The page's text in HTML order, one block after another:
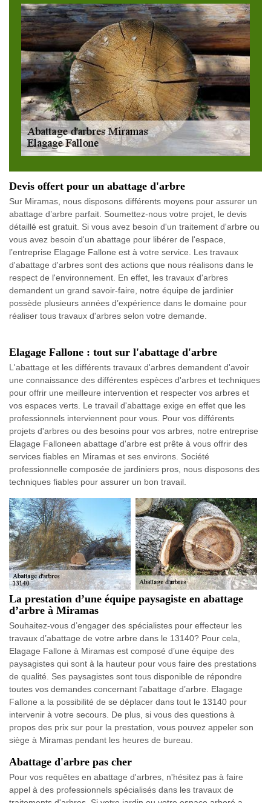
Devis offert pour un abattage d'arbre
Sur Miramas, nous disposons différents moyens pour assurer un
abattage d’arbre parfait. Soumettez-nous votre projet, le devis
détaillé est gratuit. Si vous avez besoin d'un traitement d'arbre ou
vous avez besoin d'un abattage pour libérer de l'espace,
l’entreprise Elagage Fallone est à votre service. Les travaux
d'abattage d'arbres sont des actions que nous réalisons dans le
respect de l'environnement. En effet, les travaux d'arbres
demandent un grand savoir-faire, notre équipe de jardinier
possède plusieurs années d’expérience dans le domaine pour
réaliser tous travaux d'arbres selon votre demande.
Elagage Fallone : tout sur l'abattage d'arbre
L'abattage et les différents travaux d'arbres demandent d'avoir
une connaissance des différentes espèces d'arbres et techniques
pour offrir une meilleure intervention et respecter vos arbres et
vos espaces verts. Le travail d'abattage exige en effet que les
professionnels interviennent pour vous. Pour vos différents
projets d'arbres ou des besoins pour vos arbres, notre entreprise
Elagage Falloneen abattage d'arbre est prête à vous offrir des
services fiables en Miramas et ses environs. Société
professionnelle composée de jardiniers pros, nous disposons des
techniques fiables pour assurer un bon travail.
La prestation d’une équipe paysagiste en abattage
d’arbre à Miramas
Souhaitez-vous d’engager des spécialistes pour effecteur les
travaux d’abattage de votre arbre dans le 13140? Pour cela,
Elagage Fallone à Miramas est composé d’une équipe des
paysagistes qui sont à la hauteur pour vous faire des prestations
de qualité. Ses paysagistes sont tous disponible de répondre
toutes vos demandes concernant l’abattage d’arbre. Elagage
Fallone a la possibilité de se déplacer dans tout le 13140 pour
intervenir à votre secours. De plus, si vous des questions à
propos des prix sur pour la prestation, vous pouvez appeler son
siège à Miramas pendant les heures de bureau.
Abattage d'arbre pas cher
Pour vos requêtes en abattage d'arbres, n'hésitez pas à faire
appel à des professionnels spécialisés dans les travaux de